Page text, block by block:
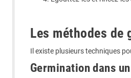
Les méthodes de
Il existe plusieurs techniques
Germination dans